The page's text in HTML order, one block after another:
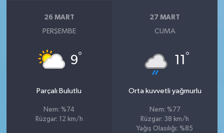
26 MART
PERŞEMBE
9°
Parçalı Bulutlu
Nem: %74
Rüzgar: 12 km/h
27 MART
CUMA
11 °
Orta kuvvetli yağmurlu
Nem: %77
Rüzgar: 38 km/h
Yağış Olasılığı: %85